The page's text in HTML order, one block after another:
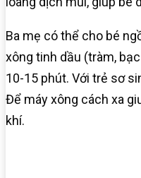
Ba mẹ có thể cho bé
xông tinh dầu (tràm,
10-15 phút. Với trẻ sơ
Để máy xông cách xa
khí.